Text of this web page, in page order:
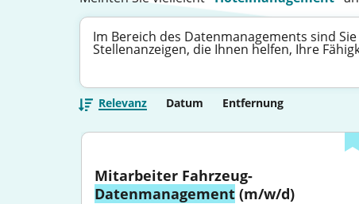
Im Bereich des Datenmanagements sind
Stellenanzeigen, die Ihnen helfen, Ihre
Relevanz Datum Entfernung
Mitarbeiter Fahrzeug-
Datenmanagement (m/w/d)